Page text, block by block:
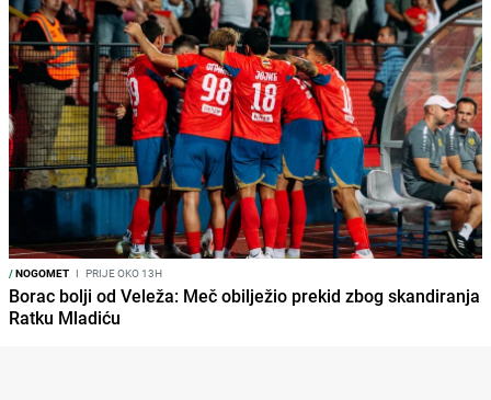
/NOGOMET I PRIJE OKO 13H
Borac bolji od Veleža: Meč obilježio prekid zbog skandiranja
Ratku Mladiću